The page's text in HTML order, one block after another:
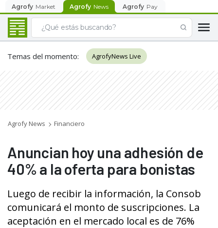
Agrofy Market Agrofy News Agrofy Pay
Temas del momento: AgrofyNews Live
Agrofy News Financiero
Anuncian hoy una adhesión de
40% a la oferta para bonistas
Luego de recibir la información, la Consob
comunicará el monto de suscripciones. La
aceptación en el mercado local es de 76%